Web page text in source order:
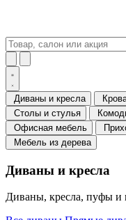
Диваны и кресла
Столы и стулья
Офисная мебель
Мебель из дерева
Диваны и кресла
Диваны, кресла, пуфы и